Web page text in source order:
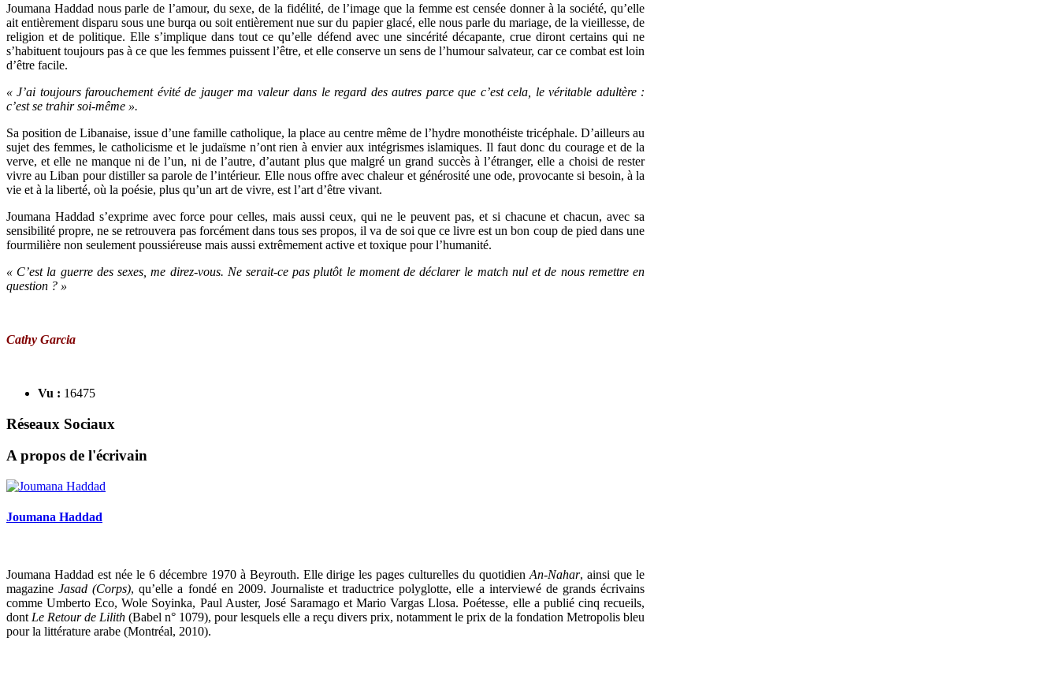
Joumana Haddad nous parle de l’amour, du sexe, de la fidélité, de l’image que la femme est censée donner à la société, qu’elle
ait entièrement disparu sous une burqa ou soit entièrement nue sur du papier glacé, elle nous parle du mariage, de la vieillesse, de
religion et de politique. Elle s’implique dans tout ce qu’elle défend avec une sincérité décapante, crue diront certains qui ne
s’habituent toujours pas à ce que les femmes puissent l’être, et elle conserve un sens de l’humour salvateur, car ce combat est loin
d’être facile.
« J’ai toujours farouchement évité de jauger ma valeur dans le regard des autres parce que c’est cela, le véritable adultère :
c’est se trahir soi-même ».
Sa position de Libanaise, issue d’une famille catholique, la place au centre même de l’hydre monothéiste tricéphale. D’ailleurs au
sujet des femmes, le catholicisme et le judaïsme n’ont rien à envier aux intégrismes islamiques. Il faut donc du courage et de la
verve, et elle ne manque ni de l’un, ni de l’autre, d’autant plus que malgré un grand succès à l’étranger, elle a choisi de rester
vivre au Liban pour distiller sa parole de l’intérieur. Elle nous offre avec chaleur et générosité une ode, provocante si besoin, à la
vie et à la liberté, où la poésie, plus qu’un art de vivre, est l’art d’être vivant.
Joumana Haddad s’exprime avec force pour celles, mais aussi ceux, qui ne le peuvent pas, et si chacune et chacun, avec sa
sensibilité propre, ne se retrouvera pas forcément dans tous ses propos, il va de soi que ce livre est un bon coup de pied dans une
fourmilière non seulement poussiéreuse mais aussi extrêmement active et toxique pour l’humanité.
« C’est la guerre des sexes, me direz-vous. Ne serait-ce pas plutôt le moment de déclarer le match nul et de nous remettre en
question ? »
Cathy Garcia
Vu : 16475
Réseaux Sociaux
A propos de l'écrivain
Joumana Haddad
Joumana Haddad est née le 6 décembre 1970 à Beyrouth. Elle dirige les pages culturelles du quotidienAn-Nahar, ainsi que le
magazineJasad (Corps), qu’elle a fondé en 2009. Journaliste et traductrice polyglotte, elle a interviewé de grands écrivains
comme Umberto Eco, Wole Soyinka, Paul Auster, José Saramago et Mario Vargas Llosa. Poétesse, elle a publié cinq recueils,
dontLe Retour de Lilith (Babel n° 1079), pour lesquels elle a reçu divers prix, notamment le prix de la fondation Metropolis bleu
pour la littérature arabe (Montréal, 2010).